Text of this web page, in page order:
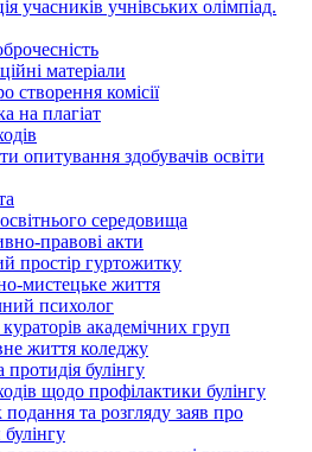
учасників учнівських олімпіад.
матеріали
створення комісії
на плагіат
опитування здобувачів освіти
середовища
правові акти
простір гуртожитку
мистецьке життя
психолог
академічних груп
життя коледжу
протидія булінгу
щодо профілактики булінгу
та розгляду заяв про